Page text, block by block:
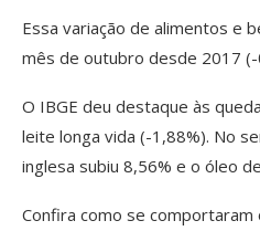
Essa variação de alimentos e
mês de outubro desde 2017 (-
O IBGE deu destaque às
leite longa vida (-1,88%). No
inglesa subiu 8,56% e o óleo
Confira como se comportaram